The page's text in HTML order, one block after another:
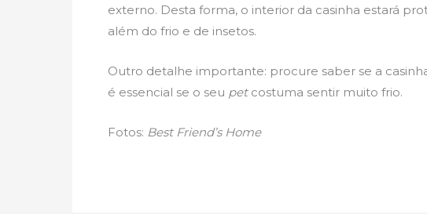
externo. Desta forma, o interior da casinha estará
além do frio e de insetos.
Outro detalhe importante: procure saber se a
é essencial se o seu petcostuma sentir muito frio.
Fotos: Best Friend’s Home